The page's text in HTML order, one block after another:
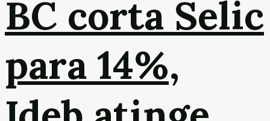
BC corta Selic
para 14%,